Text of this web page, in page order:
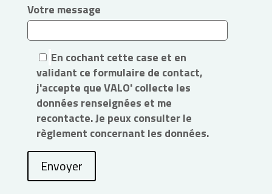
Votre message
En cochant cette case et en
validant ce formulaire de contact,
j'accepte que VALO' collecte les
données renseignées et me
recontacte. Je peux consulter le
règlement concernant les données.
Envoyer